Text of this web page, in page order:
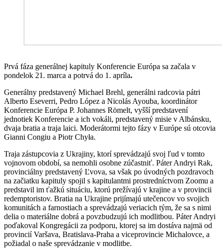
Prvá fáza generálnej kapituly Konferencie Európa sa začala v
pondelok 21. marca a potrvá do 1. apríla.
Generálny predstavený Michael Brehl, generálni radcovia pátri
Alberto Eseverri, Pedro López a Nicolás Ayouba, koordinátor
Konferencie Európa P. Johannes Römelt, vyšší predstavení
jednotiek Konferencie a ich vokáli, predstavený misie v Albánsku,
dvaja bratia a traja laici. Moderátormi tejto fázy v Európe sú otcovia
Gianni Congiu a Piotr Chyła.
Traja zástupcovia z Ukrajiny, ktorí sprevádzajú svoj ľud v tomto
vojnovom období, sa nemohli osobne zúčastniť. Páter Andryi Rak,
provinciálny predstavený Ľvova, sa však po úvodných pozdravoch
na začiatku kapituly spojil s kapitulantmi prostredníctvom Zoomu a
predstavil im ťažkú situáciu, ktorú prežívajú v krajine a v provincii
redemptoristov. Bratia na Ukrajine prijímajú utečencov vo svojich
komunitách a farnostiach a sprevádzajú veriacich tým, že sa s nimi
delia o materiálne dobrá a povzbudzujú ich modlitbou. Páter Andryi
poďakoval Kongregácii za podporu, ktorej sa im dostáva najmä od
provincií Varšava, Bratislava-Praha a viceprovincie Michalovce, a
požiadal o naše sprevádzanie v modlitbe.